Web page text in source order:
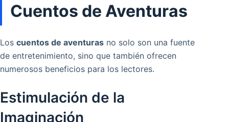
Cuentos de Aventuras
Los cuentos de aventuras no solo son una fuente
de entretenimiento, sino que también ofrecen
numerosos beneficios para los lectores.
Estimulación de la
Imaginación